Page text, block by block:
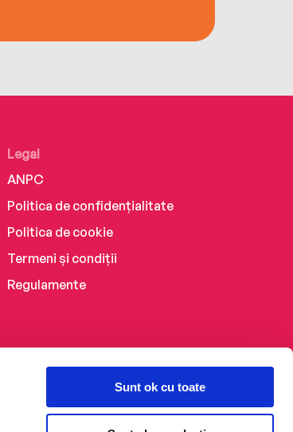
Sunt ok cu toate
Legal
ANPC
Politica de confidențialitate
Politica de cookie
Termeni și condiții
Regulamente